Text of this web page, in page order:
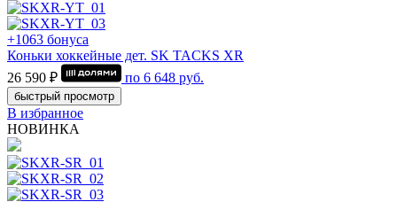
+1063 бонуса
Коньки хоккейные дет. SK TACKS XR
26 590 ₽
по 6 648 руб.
быстрый просмотр
В избранное
НОВИНКА